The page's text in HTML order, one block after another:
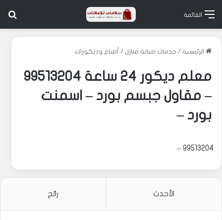
القائمة
الرئيسية / خدمات صيانة منازل / أصباغ وديكورات
معلم ديكور 24 ساعة 99513204
– مقاول جبسم بورد – اسمنت
بورد –
99513204 –
الأحدث رائج